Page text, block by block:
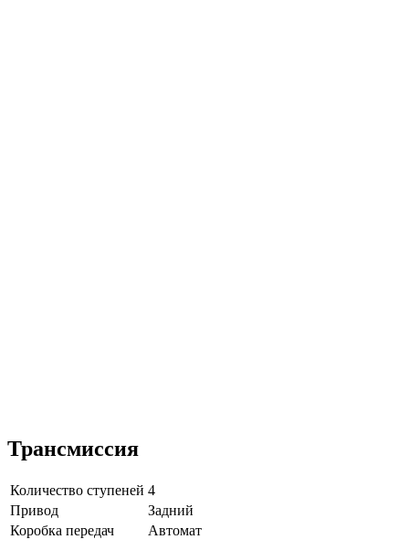
Трансмиссия
Количество ступеней 4
Привод
Задний
Коробка передач
Автомат